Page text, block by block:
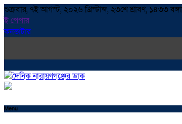
শুক্রবার, ৭ই আগস্ট, ২০২৬ খ্রিস্টাব্দ, ২৩শে শ্রাবণ, ১৪৩৩
ই পেপার
কনভাটার
Menu